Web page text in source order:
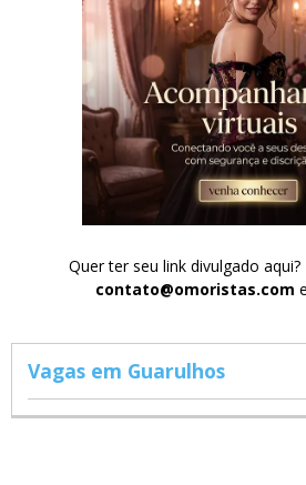
Quer ter seu link divulgado aqui?
contato@omoristas.com
Vagas em Guarulhos